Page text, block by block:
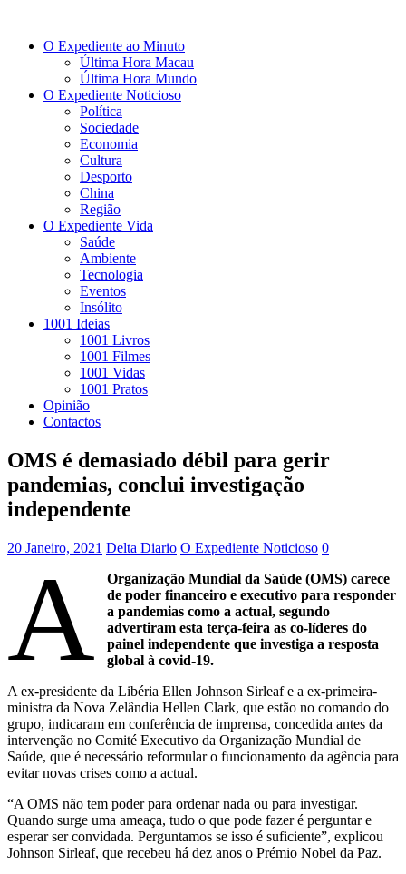
O Expediente ao Minuto
Última Hora Macau
Última Hora Mundo
O Expediente Noticioso
Política
Sociedade
Economia
Cultura
Desporto
China
Região
O Expediente Vida
Saúde
Ambiente
Tecnologia
Eventos
Insólito
1001 Ideias
1001 Livros
1001 Filmes
1001 Vidas
1001 Pratos
Opinião
Contactos
OMS é demasiado débil para gerir
pandemias, conclui investigação
independente
20 Janeiro, 2021 Delta Diario O Expediente Noticioso 0
A
Organização Mundial da Saúde (OMS) carece
de poder financeiro e executivo para responder
a pandemias como a actual, segundo
advertiram esta terça-feira as co-líderes do
painel independente que investiga a resposta
global à covid-19.
A ex-presidente da Libéria Ellen Johnson Sirleaf e a ex-primeira-
ministra da Nova Zelândia Hellen Clark, que estão no comando do
grupo, indicaram em conferência de imprensa, concedida antes da
intervenção no Comité Executivo da Organização Mundial de
Saúde, que é necessário reformular o funcionamento da agência para
evitar novas crises como a actual.
“A OMS não tem poder para ordenar nada ou para investigar.
Quando surge uma ameaça, tudo o que pode fazer é perguntar e
esperar ser convidada. Perguntamos se isso é suficiente”, explicou
Johnson Sirleaf, que recebeu há dez anos o Prémio Nobel da Paz.